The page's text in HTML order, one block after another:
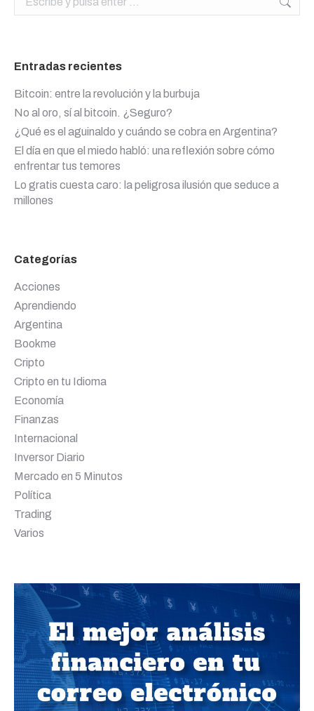
Entradas recientes
Bitcoin: entre la revolución y la burbuja
No al oro, sí al bitcoin. ¿Seguro?
¿Qué es el aguinaldo y cuándo se cobra en Argentina?
El día en que el miedo habló: una reflexión sobre cómo
enfrentar tus temores
Lo gratis cuesta caro: la peligrosa ilusión que seduce a
millones
Categorías
Acciones
Aprendiendo
Argentina
Bookme
Cripto
Cripto en tu Idioma
Economía
Finanzas
Internacional
Inversor Diario
Mercado en 5 Minutos
Política
Trading
Varios